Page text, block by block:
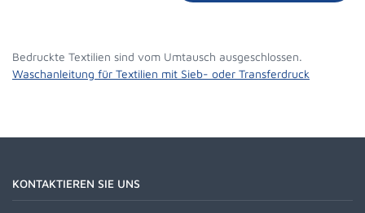
Bedruckte Textilien sind vom Umtausch ausgeschlossen.
Waschanleitung für Textilien mit Sieb- oder Transferdruck
KONTAKTIEREN SIE UNS